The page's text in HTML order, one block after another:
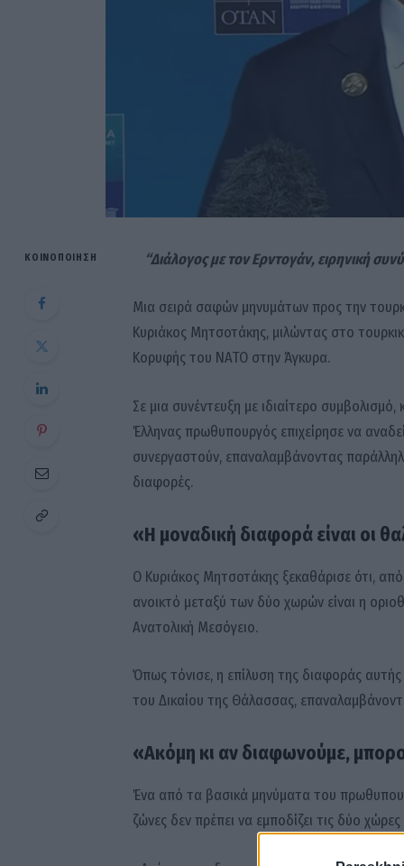
ΚΟΙΝΟΠΟΊΗΣΗ “Διάλογος με τον Ερντογάν, ειρηνική
Μια σειρά σαφών μηνυμάτων προς την
Κυριάκος Μητσοτάκης, μιλώντας στο
Κορυφής του ΝΑΤΟ στην Άγκυρα.
Σε μια συνέντευξη με ιδιαίτερο
Έλληνας πρωθυπουργός επιχείρησε να
συνεργαστούν, επαναλαμβάνοντας παράλληλα
διαφορές.
«Η μοναδική διαφορά είναι οι
Ο Κυριάκος Μητσοτάκης ξεκαθάρισε ότι,
ανοικτό μεταξύ των δύο χωρών είναι η
Ανατολική Μεσόγειο.
Όπως τόνισε, η επίλυση της διαφοράς αυτής
του Δικαίου της Θάλασσας,
«Ακόμη κι αν διαφωνούμε,
Ένα από τα βασικά μηνύματα του
ζώνες δεν πρέπει να εμποδίζει τις δύο